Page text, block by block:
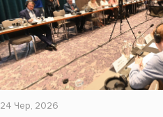
24 Чер, 2026